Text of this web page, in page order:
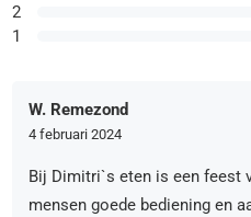
2
1
W. Remezond
4 februari 2024
Bij Dimitri`s eten is een feest
mensen goede bediening en